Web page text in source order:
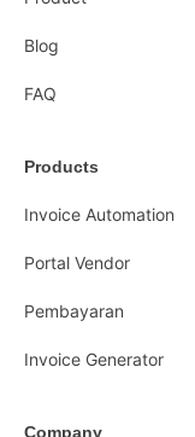
Blog
FAQ
Products
Invoice Automation
Portal Vendor
Pembayaran
Invoice Generator
Company